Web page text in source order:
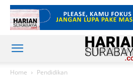
Home Pendidikan